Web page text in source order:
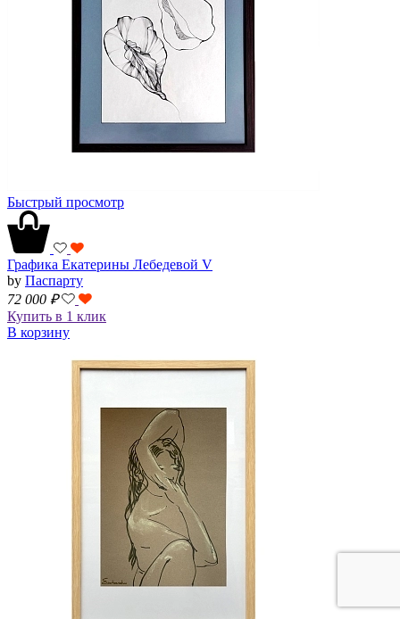
Быстрый просмотр
Графика Екатерины Лебедевой V
by Паспарту
72 000 ₽
Купить в 1 клик
В корзину